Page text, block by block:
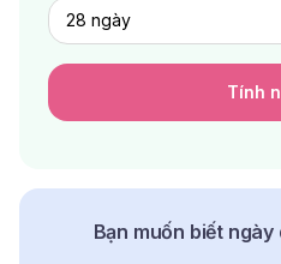
Tính
Bạn muốn biết